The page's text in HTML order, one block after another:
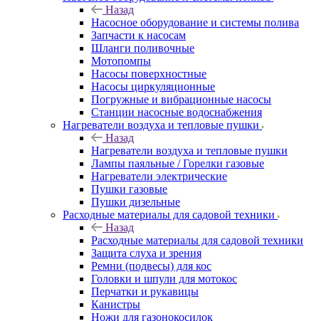
Назад
Насосное оборудование и системы полива
Запчасти к насосам
Шланги поливочные
Мотопомпы
Насосы поверхностные
Насосы циркуляционные
Погружные и вибрационные насосы
Станции насосные водоснабжения
Нагреватели воздуха и тепловые пушки
Назад
Нагреватели воздуха и тепловые пушки
Лампы паяльные / Горелки газовые
Нагреватели электрические
Пушки газовые
Пушки дизельные
Расходные материалы для садовой техники
Назад
Расходные материалы для садовой техники
Защита слуха и зрения
Ремни (подвесы) для кос
Головки и шпули для мотокос
Перчатки и рукавицы
Канистры
Ножи для газонокосилок